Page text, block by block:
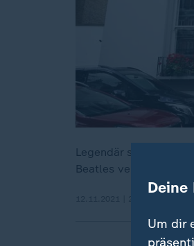
Legendär sind die
Beatles verewigten
Deine
Um dir